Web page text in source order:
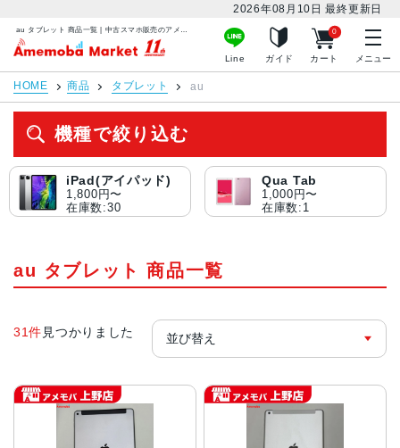
2026年08月10日 最終更新日
アメモバマーケット
Line ガイド カート
0
メニュー
HOME 商品 タブレット au
機種で絞り込む
iPad(アイパッド)
1,800円〜
在庫数:30
Qua Tab
1,000円〜
在庫数:1
au タブレット 商品一覧
31件 見つかりました